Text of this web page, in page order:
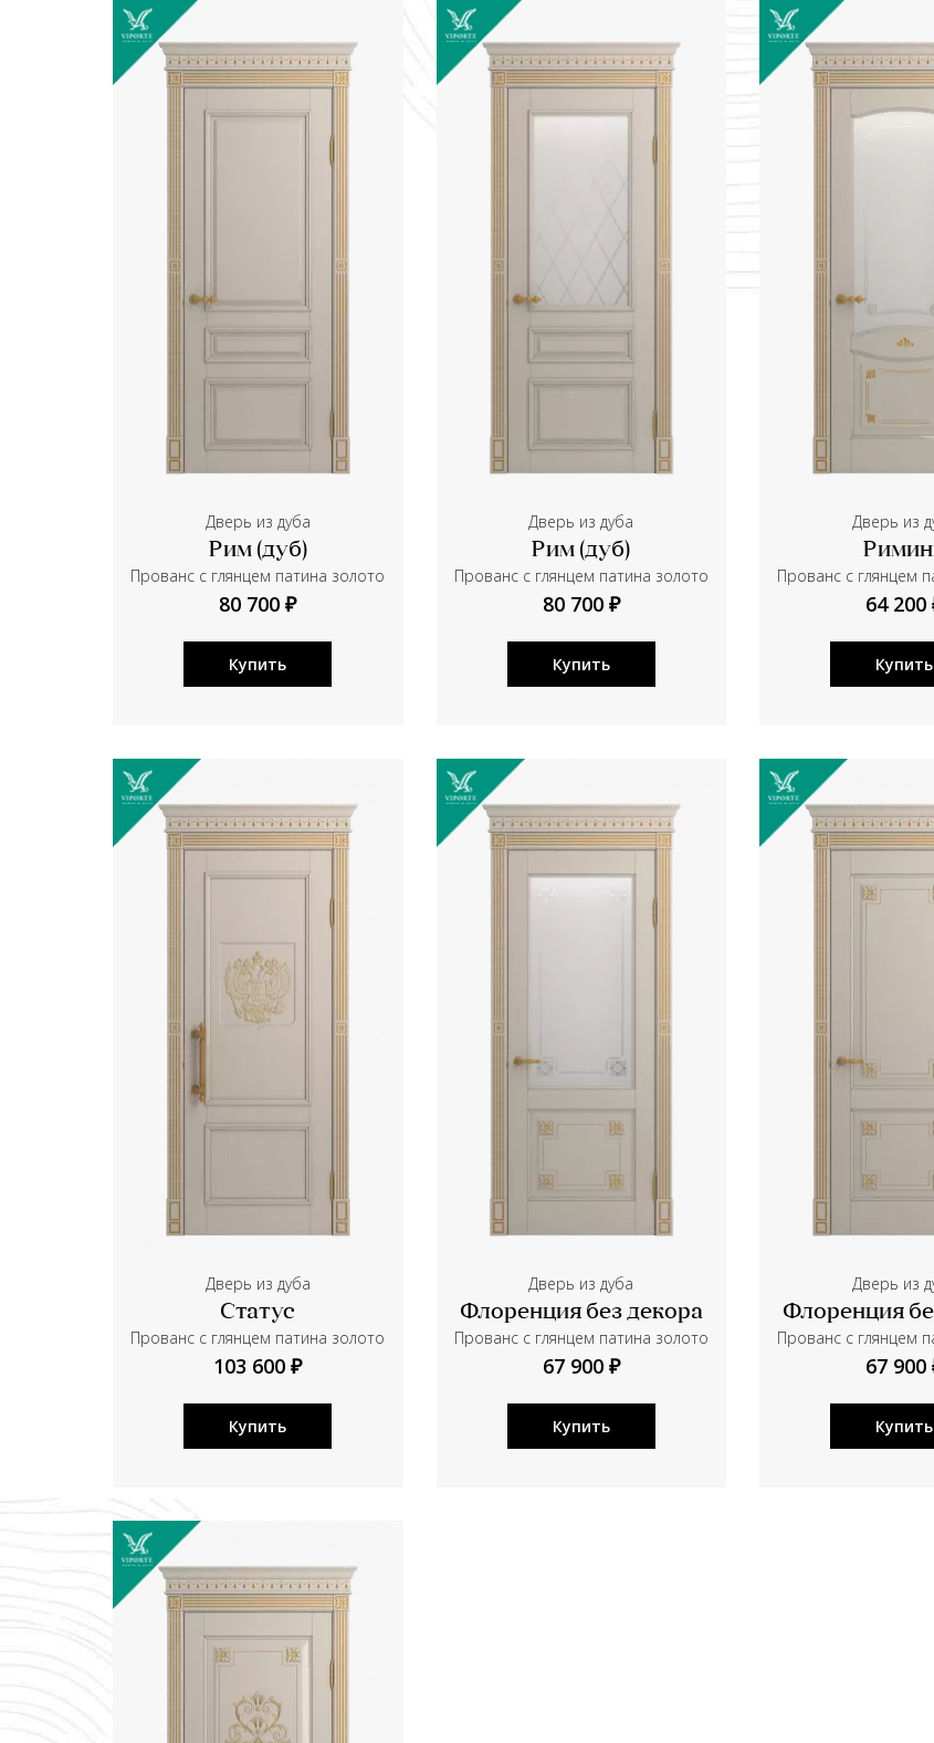
Дверь из дуба
Рим (дуб)
Прованс с глянцем патина золото
80 700 ₽
Купить
Дверь из дуба
Рим (дуб)
Прованс с глянцем патина золото
80 700 ₽
Купить
Дверь из
Прованс с глянцем
64 200
Купить
Дверь из дуба
Статус
Прованс с глянцем патина золото
103 600 ₽
Купить
Дверь из дуба
Флоренция без декора
Прованс с глянцем патина золото
67 900 ₽
Купить
Дверь из
Флоренция
Прованс с глянцем
67 900
Купить